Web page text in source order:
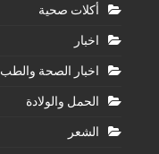
أكلات صحية
اخبار
اخبار الصحة والطب
الحمل والولادة
الشعر